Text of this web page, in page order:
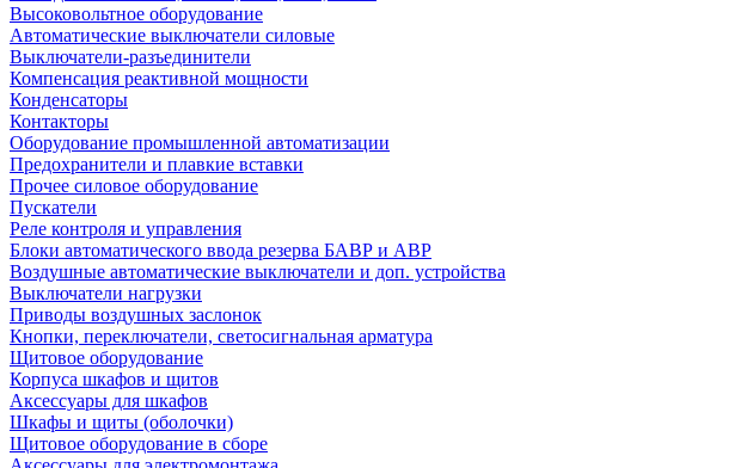
Высоковольтное оборудование
Автоматические выключатели cиловые
Выключатели-разъединители
Компенсация реактивной мощности
Конденсаторы
Контакторы
Оборудование промышленной автоматизации
Предохранители и плавкие вставки
Прочее силовое оборудование
Пускатели
Реле контроля и управления
Блоки автоматического ввода резерва БАВР и АВР
Воздушные автоматические выключатели и доп. устройства
Выключатели нагрузки
Приводы воздушных заслонок
Кнопки, переключатели, светосигнальная арматура
Щитовое оборудование
Корпуса шкафов и щитов
Аксессуары для шкафов
Шкафы и щиты (оболочки)
Щитовое оборудование в сборе